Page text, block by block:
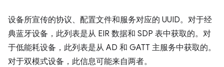
设备所宣传的协议、配置文件和服务对应的 UUID。对于经
典蓝牙设备，此列表是从 EIR 数据和 SDP 表中获取的。对
于低能耗设备，此列表是从 AD 和 GATT 主服务中获取的。
对于双模式设备，此信息可能来自两者。